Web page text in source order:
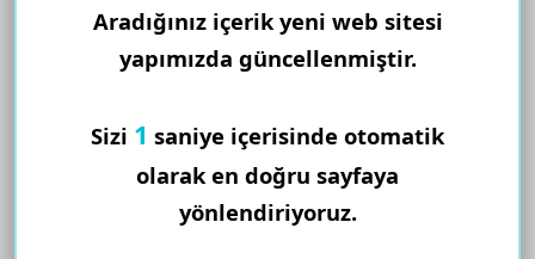
Aradığınız içerik yeni web sitesi
yapımızda güncellenmiştir.
Sizi 1 saniye içerisinde otomatik
olarak en doğru sayfaya
yönlendiriyoruz.